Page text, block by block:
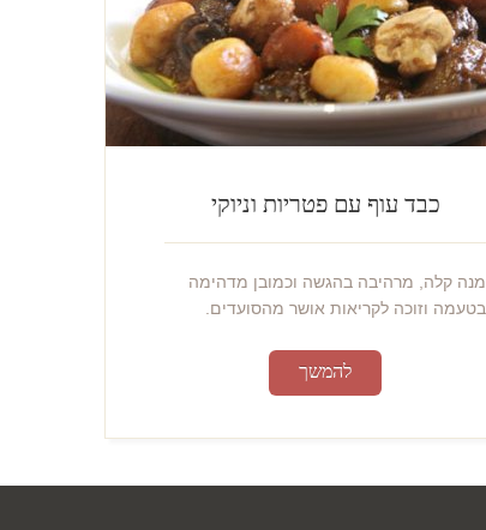
כבד עוף עם פטריות וניוקי
מנה קלה, מרהיבה בהגשה וכמובן מדהימה
בטעמה וזוכה לקריאות אושר מהסועדים.
להמשך